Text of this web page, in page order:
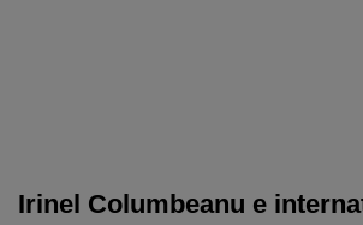
Irinel Columbeanu e